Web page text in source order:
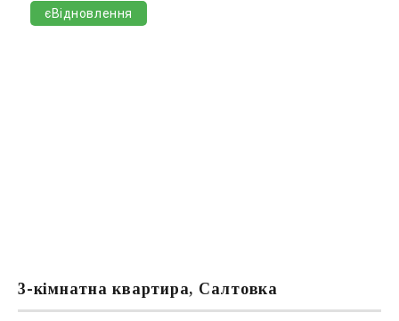
єВідновлення
3-кімнатна квартира, Салтовка